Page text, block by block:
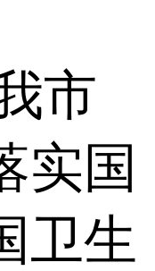
市
实国
卫生